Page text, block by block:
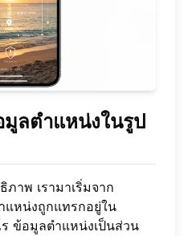
มูลตำแหน่งในรูป
าพ เรามาเริ่มจาก
แหน่งถูกแทรกอยู่ใน
ข้อมูลตำแหน่งเป็นส่วน